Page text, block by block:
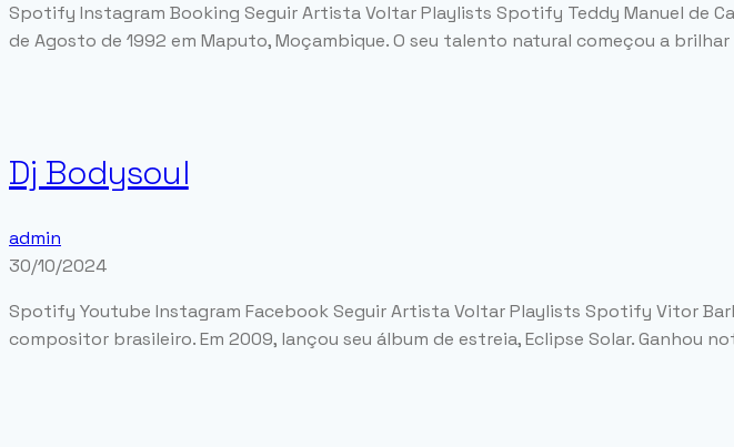
Spotify Instagram Booking Seguir Artista Voltar Playlists Spotify Teddy Manuel de
de Agosto de 1992 em Maputo, Moçambique. O seu talento natural começou a
Dj Bodysoul
admin
30/10/2024
Spotify Youtube Instagram Facebook Seguir Artista Voltar Playlists Spotify Vitor
compositor brasileiro. Em 2009, lançou seu álbum de estreia, Eclipse Solar. Ganhou